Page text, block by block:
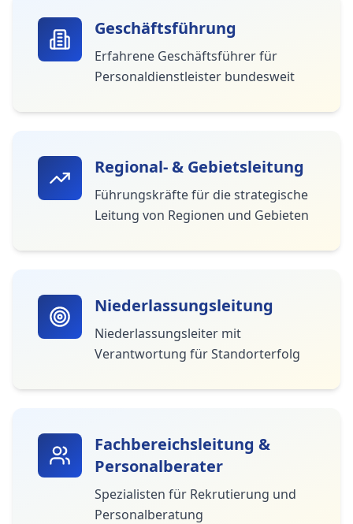
Geschäftsführung
Erfahrene Geschäftsführer für
Personaldienstleister bundesweit
Regional- & Gebietsleitung
Führungskräfte für die strategische
Leitung von Regionen und Gebieten
Niederlassungsleitung
Niederlassungsleiter mit
Verantwortung für Standorterfolg
Fachbereichsleitung &
Personalberater
Spezialisten für Rekrutierung und
Personalberatung